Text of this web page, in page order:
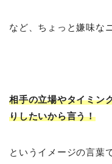
など、ちょっと嫌味な
相手の立場やタイミン
りしたいから言う！
というイメージの言葉